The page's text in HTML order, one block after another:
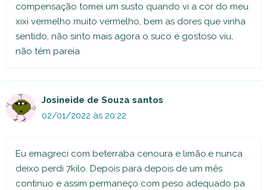
compensação tomei um susto quando vi a cor do meu
xixi vermelho muito vermelho, bem as dores que vinha
sentido, não sinto mais agora o suco é gostoso viu,
não têm pareia
Josineide de Souza santos
02/01/2022 às 20:22
Eu emagreci com beterraba cenoura e limão.e nunca
deixo perdi 7kilo. Depois para depois de um mês
continuo e assim permaneço com peso adequado pa